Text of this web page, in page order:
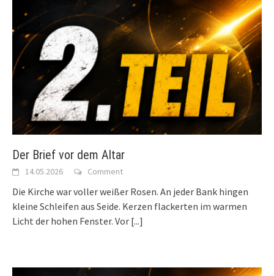
Der Brief vor dem Altar
14.05.2026 Comment
Die Kirche war voller weißer Rosen. An jeder Bank hingen
kleine Schleifen aus Seide. Kerzen flackerten im warmen
Licht der hohen Fenster. Vor [...]